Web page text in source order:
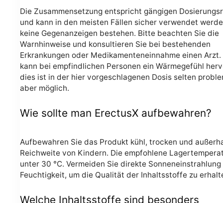
Die Zusammensetzung entspricht gängigen
und kann in den meisten Fällen sicher verwendet
keine Gegenanzeigen bestehen. Bitte beachten Sie die
Warnhinweise und konsultieren Sie bei bestehenden
Erkrankungen oder Medikamenteneinnahme einen
kann bei empfindlichen Personen ein Wärmegefühl
dies ist in der hier vorgeschlagenen Dosis selten
aber möglich.
Wie sollte man ErectusX aufbewahren?
Aufbewahren Sie das Produkt kühl, trocken und
Reichweite von Kindern. Die empfohlene
unter 30 °C. Vermeiden Sie direkte Sonneneinstrahlung
Feuchtigkeit, um die Qualität der Inhaltsstoffe zu
Welche Inhaltsstoffe sind besonders